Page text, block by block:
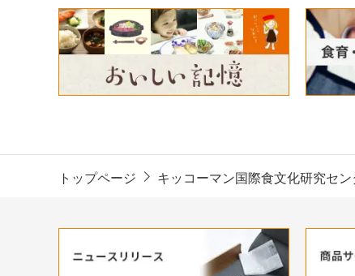
トップページ キッコーマン国際食文化研究セン